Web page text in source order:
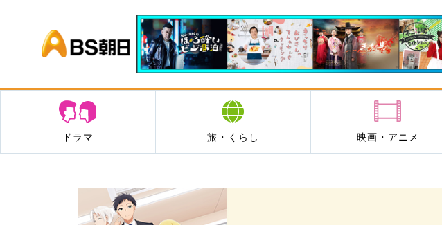
BS朝日
ドラマ 旅・くらし 映画・アニメ